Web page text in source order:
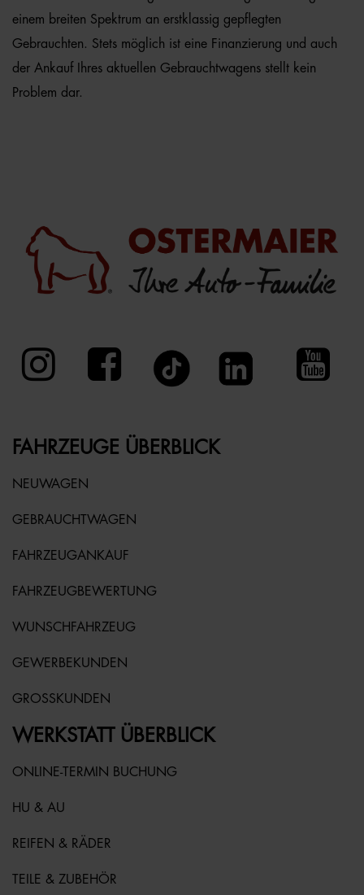
einem breiten Spektrum an erstklassig gepflegten
Gebrauchten. Stets möglich ist eine Finanzierung und auch
der Ankauf Ihres aktuellen Gebrauchtwagens stellt kein
Problem dar.
FAHRZEUGE ÜBERBLICK
NEUWAGEN
GEBRAUCHTWAGEN
FAHRZEUGANKAUF
FAHRZEUGBEWERTUNG
WUNSCHFAHRZEUG
GEWERBEKUNDEN
GROSSKUNDEN
WERKSTATT ÜBERBLICK
ONLINE-TERMIN BUCHUNG
HU & AU
REIFEN & RÄDER
TEILE & ZUBEHÖR